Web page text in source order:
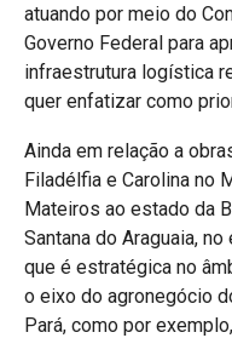
atuando por meio do
Governo Federal para
infraestrutura logística
quer enfatizar como
Ainda em relação a
Filadélfia e Carolina no
Mateiros ao estado da
Santana do Araguaia,
que é estratégica no
o eixo do agronegócio
Pará, como por